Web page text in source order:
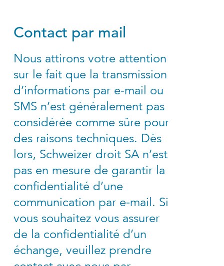
Contact par mail
Nous attirons votre attention
sur le fait que la transmission
d’informations par e-mail ou
SMS n’est généralement pas
considérée comme sûre pour
des raisons techniques. Dès
lors, Schweizer droit SA n’est
pas en mesure de garantir la
confidentialité d’une
communication par e-mail. Si
vous souhaitez vous assurer
de la confidentialité d’un
échange, veuillez prendre